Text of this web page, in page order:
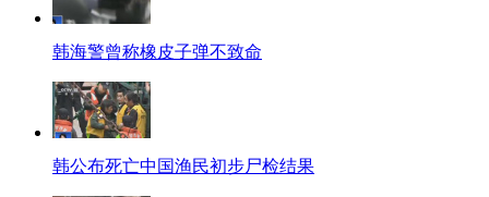
韩海警曾称橡皮子弹不致命
韩公布死亡中国渔民初步尸检结果